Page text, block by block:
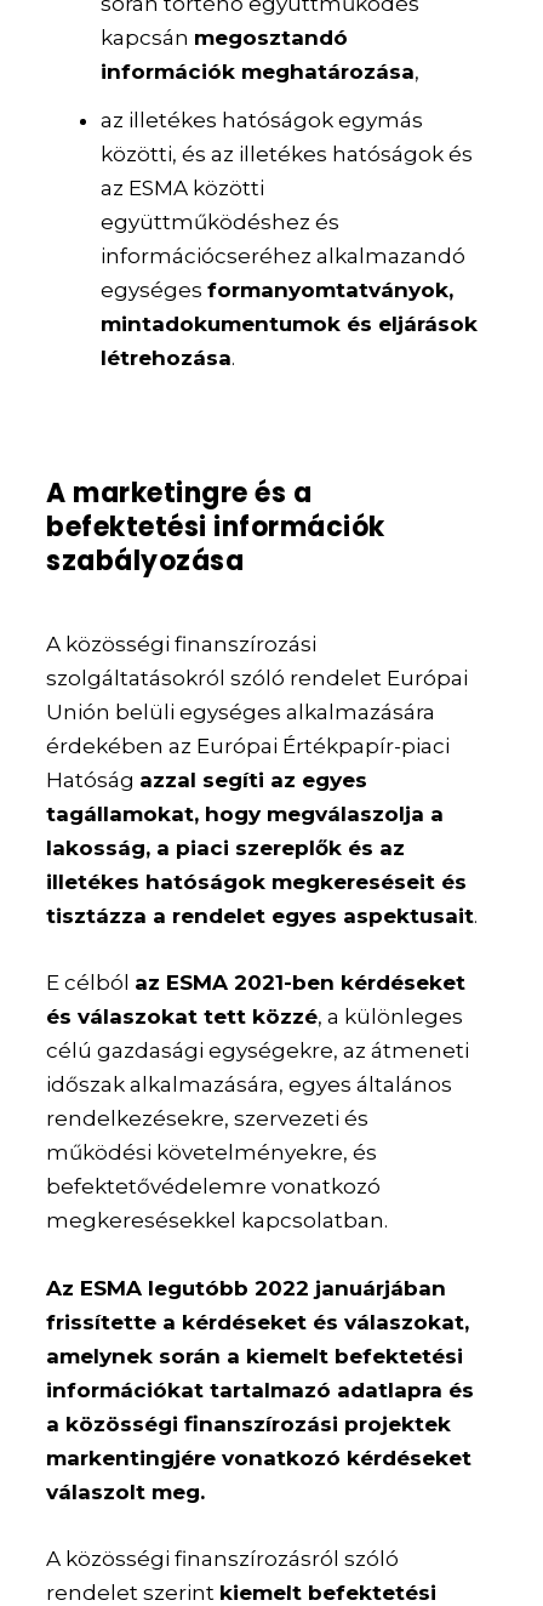
kapcsán megosztandó
információk meghatározása,
az illetékes hatóságok egymás
közötti, és az illetékes hatóságok és
az ESMA közötti
együttműködéshez és
információcseréhez alkalmazandó
egységesformanyomtatványok,
mintadokumentumok és eljárások
létrehozása.
A marketingre és a
befektetési információk
szabályozása
A közösségi finanszírozási
szolgáltatásokról szóló rendelet Európai
Unión belüli egységes alkalmazására
érdekében az Európai Értékpapír-piaci
Hatóság azzal segíti az egyes
tagállamokat, hogy megválaszolja a
lakosság, a piaci szereplők és az
illetékes hatóságok megkereséseit és
tisztázza a rendelet egyes aspektusait.
E célból az ESMA 2021-ben kérdéseket
és válaszokat tett közzé, a különleges
célú gazdasági egységekre, az átmeneti
időszak alkalmazására, egyes általános
rendelkezésekre, szervezeti és
működési követelményekre, és
befektetővédelemre vonatkozó
megkeresésekkel kapcsolatban.
Az ESMA legutóbb 2022 januárjában
frissítette a kérdéseket és válaszokat,
amelynek során a kiemelt befektetési
információkat tartalmazó adatlapra és
a közösségi finanszírozási projektek
markentingjére vonatkozó kérdéseket
válaszolt meg.
A közösségi finanszírozásról szóló
rendelet szerint kiemelt befektetési